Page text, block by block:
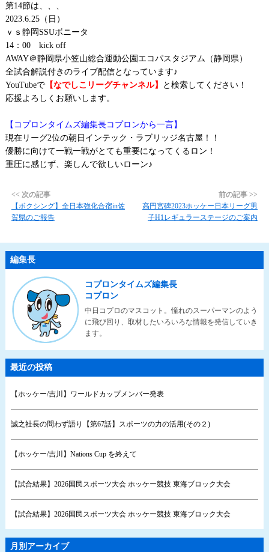
第14節は、、、
2023.6.25（日）
ｖｓ静岡SSUボニータ
14：00 kick off
AWAY＠静岡県小笠山総合運動公園エコパスタジアム（静岡県）
全試合解説付きのライブ配信となっています♪
YouTubeで【なでしこリーグチャンネル】
と検索してください！
応援よろしくお願いします。
【コプロンタイムズ編集長コプロンから一言】
現在リーグ2位の朝日インテック・ラブリッジ名古屋！！
優勝に向けて一戦一戦がとても重要になってくるロン！
重圧に感じず、楽しんで欲しいローン♪
<< 次の記事
【ボクシング】全日本強化合宿in佐
賀県のご報告
前の記事 >>
高円宮碑2023ホッケー日本リーグ男
子H1レギュラーステージのご案内
編集長
コプロンタイムズ編集長
コプロン
中日コプロのマスコット。憧れのスーパーマンのよう
に飛び回り、取材したいろいろな情報を発信していき
ます。
最近の投稿
【ホッケー/吉川】ワールドカップメンバー発表
誠之社長の問わず語り【第67話】スポーツの力の活用(その２)
【ホッケー/吉川】Nations Cup を終えて
【試合結果】2026国民スポーツ大会 ホッケー競技 東海ブロック大会
【試合結果】2026国民スポーツ大会 ホッケー競技 東海ブロック大会
月別アーカイブ